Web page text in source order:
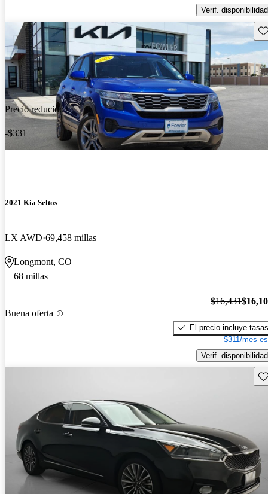
Verif. disponibilidad
Precio reducido
-$331
2021 Kia Seltos
LX AWD 69,458 millas
Longmont, CO
68 millas
Buena oferta
$16,431
El precio incluye tasas
$311/mes
Verif. disponibilidad